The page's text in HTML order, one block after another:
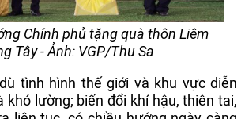
Chính phủ tặng quà thôn Liêm
Tây - Ảnh: VGP/Thu Sa
tình hình thế giới và khu vực diễn
khó lường; biến đổi khí hậu, thiên tai,